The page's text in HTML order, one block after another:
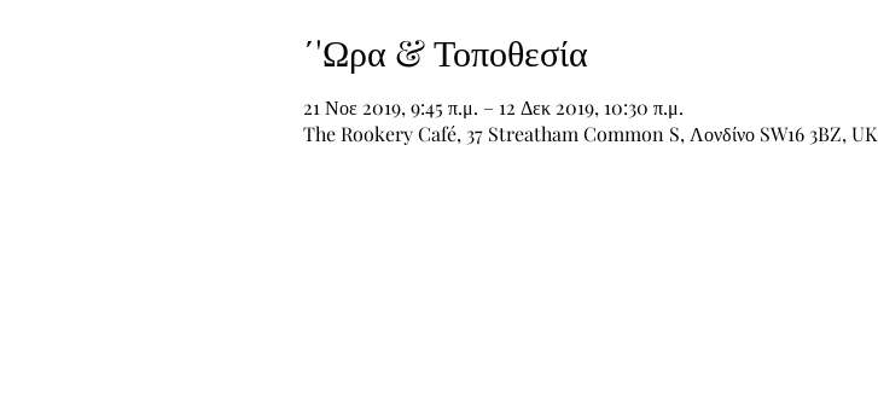
΄'Ωρα & Τοποθεσία
21 Νοε 2019, 9:45 π.μ. – 12 Δεκ 2019, 10:30 π.μ.
The Rookery Café, 37 Streatham Common S, Λονδίνο SW16 3BZ, UK